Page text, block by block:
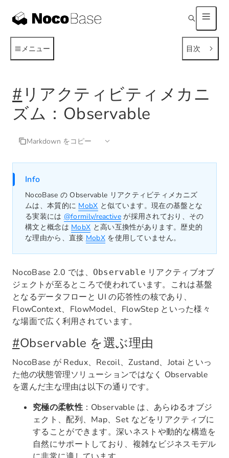
メニュー 目次
# リアクティビティメカニ
ズム：Observable
Markdown をコピー
Info
NocoBase の Observable リアクティビティメカニズ
ムは、本質的に MobX と似ています。現在の基盤とな
る実装には @formily/reactiveが採用されており、その
構文と概念は MobX と高い互換性があります。歴史的
な理由から、直接 MobXを使用していません。
NocoBase 2.0 では、 Observable リアクティブオブ
ジェクトが至るところで使われています。これは基盤
となるデータフローと UI の応答性の核であり、
FlowContext、FlowModel、FlowStep といった様々
な場面で広く利用されています。
#Observable を選ぶ理由
NocoBase が Redux、Recoil、Zustand、Jotai といっ
た他の状態管理ソリューションではなく Observable
を選んだ主な理由は以下の通りです。
究極の柔軟性：Observable は、あらゆるオブジ
ェクト、配列、Map、Set などをリアクティブに
することができます。深いネストや動的な構造を
自然にサポートしており、複雑なビジネスモデル